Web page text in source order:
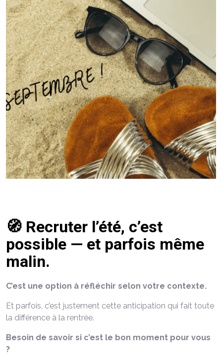
🧭 Recruter l’été, c’est
possible — et parfois même
malin.
C’est une option à réfléchir selon votre contexte.
Et parfois, c’est justement cette anticipation qui fait toute
la différence à la rentrée.
Besoin de savoir si c’est le bon moment pour vous
?